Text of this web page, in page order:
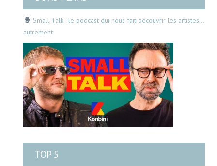
Small Talk : le podcast qui nous fait découvrir les artistes…
autrement
TOP 5